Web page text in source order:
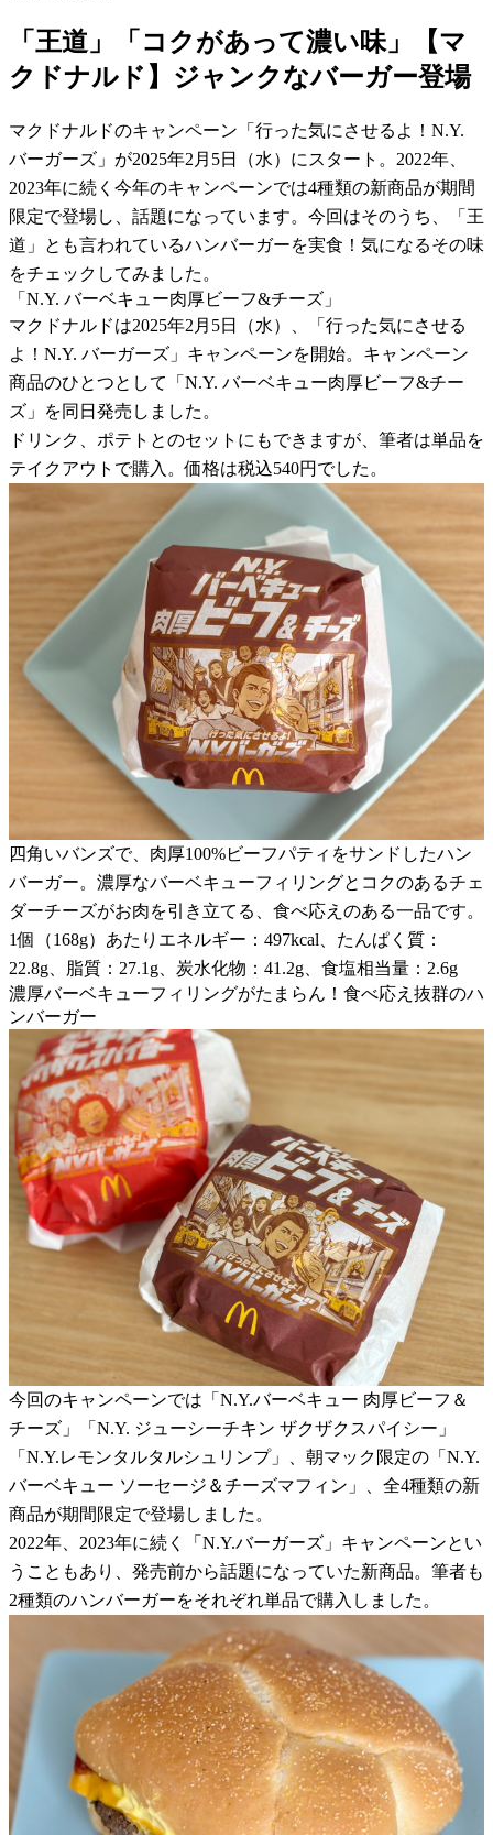
「王道」「コクがあって濃い味」【マ
クドナルド】ジャンクなバーガー登場
マクドナルドのキャンペーン「行った気にさせるよ！N.Y.
バーガーズ」が2025年2月5日（水）にスタート。2022年、
2023年に続く今年のキャンペーンでは4種類の新商品が期間
限定で登場し、話題になっています。今回はそのうち、「王
道」とも言われているハンバーガーを実食！気になるその味
をチェックしてみました。
「N.Y. バーベキュー肉厚ビーフ&チーズ」
マクドナルドは2025年2月5日（水）、「行った気にさせる
よ！N.Y. バーガーズ」キャンペーンを開始。キャンペーン
商品のひとつとして「N.Y. バーベキュー肉厚ビーフ&チー
ズ」を同日発売しました。
ドリンク、ポテトとのセットにもできますが、筆者は単品を
テイクアウトで購入。価格は税込540円でした。
四角いバンズで、肉厚100%ビーフパティをサンドしたハン
バーガー。濃厚なバーベキューフィリングとコクのあるチェ
ダーチーズがお肉を引き立てる、食べ応えのある一品です。
1個（168g）あたりエネルギー：497kcal、たんぱく質：
22.8g、脂質：27.1g、炭水化物：41.2g、食塩相当量：2.6g
濃厚バーベキューフィリングがたまらん！食べ応え抜群のハ
ンバーガー
今回のキャンペーンでは「N.Y.バーベキュー 肉厚ビーフ＆
チーズ」「N.Y. ジューシーチキン ザクザクスパイシー」
「N.Y.レモンタルタルシュリンプ」、朝マック限定の「N.Y.
バーベキュー ソーセージ＆チーズマフィン」、全4種類の新
商品が期間限定で登場しました。
2022年、2023年に続く「N.Y.バーガーズ」キャンペーンとい
うこともあり、発売前から話題になっていた新商品。筆者も
2種類のハンバーガーをそれぞれ単品で購入しました。